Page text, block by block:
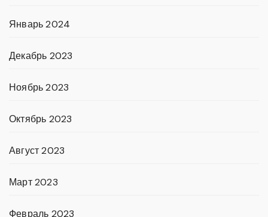
Январь 2024
Декабрь 2023
Ноябрь 2023
Октябрь 2023
Август 2023
Март 2023
Февраль 2023